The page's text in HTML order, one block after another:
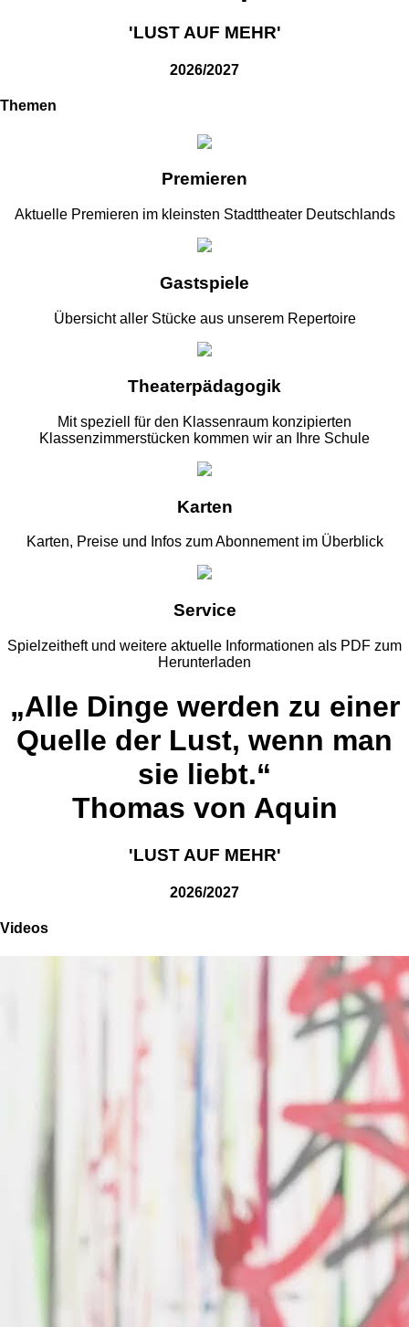
'LUST AUF MEHR'
2026/2027
Themen
Premieren
Aktuelle Premieren im kleinsten Stadttheater Deutschlands
Gastspiele
Übersicht aller Stücke aus unserem Repertoire
Theaterpädagogik
Mit speziell für den Klassenraum konzipierten
Klassenzimmerstücken kommen wir an Ihre Schule
Karten
Karten, Preise und Infos zum Abonnement im Überblick
Service
Spielzeitheft und weitere aktuelle Informationen als PDF zum
Herunterladen
„Alle Dinge werden zu einer
Quelle der Lust, wenn man
sie liebt.“
Thomas von Aquin
'LUST AUF MEHR'
2026/2027
Videos